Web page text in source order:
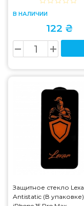
В НАЛИЧИИ
122 ₴
Защитное стекло
Antistatic (В